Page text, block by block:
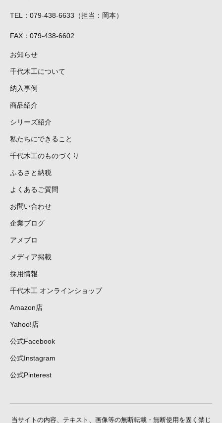
TEL 079-438-6633（担当：岡本）
FAX 079-438-6602
お知らせ
千代木工について
納入事例
商品紹介
シリーズ紹介
私たちにできること
千代木工のものづくり
ふるさと納税
よくあるご質問
お問い合わせ
企業ブログ
アメブロ
メディア掲載
採用情報
千代木工 オンラインショップ
Amazon店
Yahoo!店
公式Facebook
公式Instagram
公式Pinterest
当サイトの内容、テキスト、画像等の無断転載・無断使用を固く禁じ